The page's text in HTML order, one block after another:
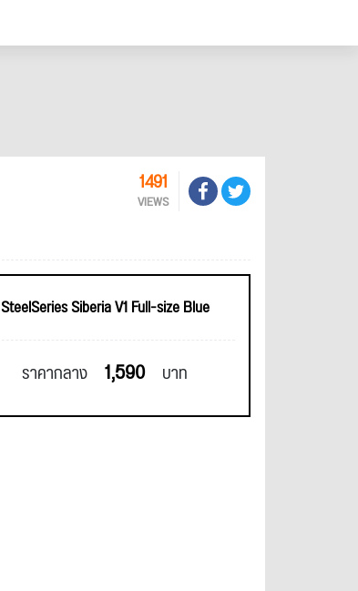
1491
VIEWS
SteelSeries Siberia V1 Full-size Blue
ราคากลาง 1,590 บาท